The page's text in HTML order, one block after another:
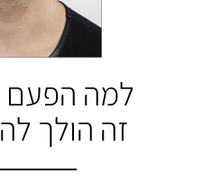
למה הפעם
זה הולך